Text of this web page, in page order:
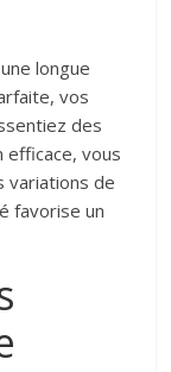
longue
vos
des
efficace, vous
variations de
favorise un